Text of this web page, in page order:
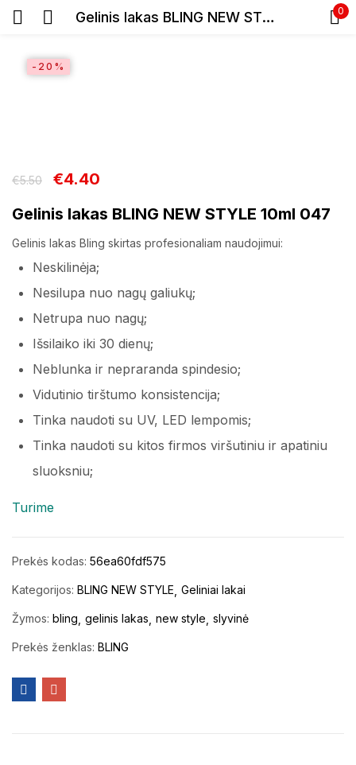
Gelinis lakas BLING NEW STYLE 10ml 047 0
-20%
€5.50 €4.40
Gelinis lakas BLING NEW STYLE 10ml 047
Gelinis lakas Bling skirtas profesionaliam naudojimui:
Neskilinėja;
Nesilupa nuo nagų galiukų;
Netrupa nuo nagų;
Išsilaiko iki 30 dienų;
Neblunka ir nepraranda spindesio;
Vidutinio tirštumo konsistencija;
Tinka naudoti su UV, LED lempomis;
Tinka naudoti su kitos firmos viršutiniu ir apatiniu
sluoksniu;
Turime
Prekės kodas: 56ea60fdf575
Kategorijos: BLING NEW STYLE Geliniai lakai
Žymos: bling gelinis lakas new style slyvinė
Prekės ženklas: BLING
Prisiminti slaptažodį
Pamiršote slaptažodį?